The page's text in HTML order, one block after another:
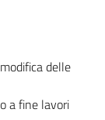
delle
a fine lavori